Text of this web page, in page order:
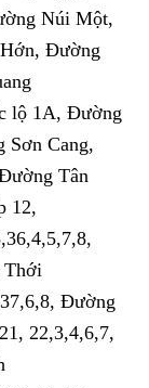
Núi Một,
Đường
lộ 1A, Đường
Sơn Cang,
Tân
12,
Thới
Đường
22,3,4,6,7,